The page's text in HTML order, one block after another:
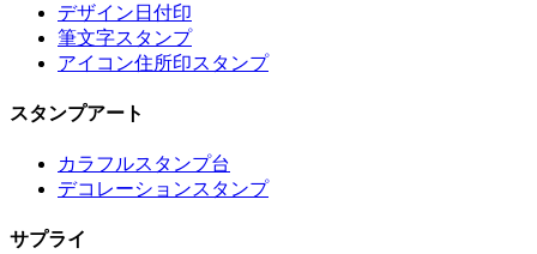
デザイン日付印
筆文字スタンプ
アイコン住所印スタンプ
スタンプアート
カラフルスタンプ台
デコレーションスタンプ
サプライ